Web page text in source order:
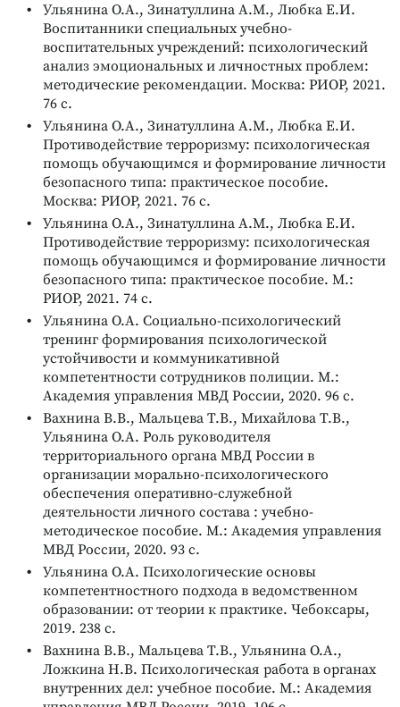
Ульянина О.А., Зинатуллина А.М., Любка Е.И.
Воспитанники специальных учебно-
воспитательных учреждений: психологический
анализ эмоциональных и личностных проблем:
методические рекомендации. Москва: РИОР, 2021.
76 с.
Ульянина О.А., Зинатуллина А.М., Любка Е.И.
Противодействие терроризму: психологическая
помощь обучающимся и формирование личности
безопасного типа: практическое пособие.
Москва: РИОР, 2021. 76 с.
Ульянина О.А., Зинатуллина А.М., Любка Е.И.
Противодействие терроризму: психологическая
помощь обучающимся и формирование личности
безопасного типа: практическое пособие. М.:
РИОР, 2021. 74 с.
Ульянина О.А. Социально-психологический
тренинг формирования психологической
устойчивости и коммуникативной
компетентности сотрудников полиции. М.:
Академия управления МВД России, 2020. 96 с.
Вахнина В.В., Мальцева Т.В., Михайлова Т.В.,
Ульянина О.А. Роль руководителя
территориального органа МВД России в
организации морально-психологического
обеспечения оперативно-служебной
деятельности личного состава : учебно-
методическое пособие. М.: Академия управления
МВД России, 2020. 93 с.
Ульянина О.А. Психологические основы
компетентностного подхода в ведомственном
образовании: от теории к практике. Чебоксары,
2019. 238 с.
Вахнина В.В., Мальцева Т.В., Ульянина О.А.,
Ложкина Н.В. Психологическая работа в органах
внутренних дел: учебное пособие. М.: Академия